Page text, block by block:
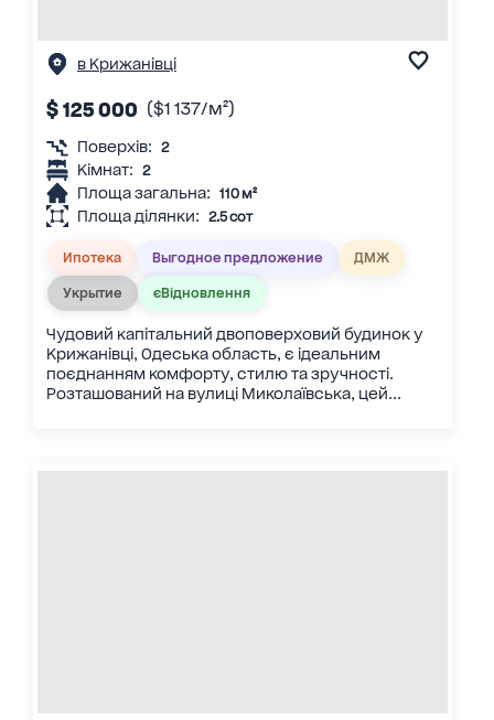
в Крижанівці
$ 125 000 ($1 137/м²)
Поверхів: 2
Кімнат: 2
Площа загальна: 110 м²
Площа ділянки: 2.5 сот
Ипотека Выгодное предложение ДМЖ
Укрытие єВідновлення
Чудовий капітальний двоповерховий будинок у
Крижанівці, Одеська область, є ідеальним
поєднанням комфорту, стилю та зручності.
Розташований на вулиці Миколаївська, цей...